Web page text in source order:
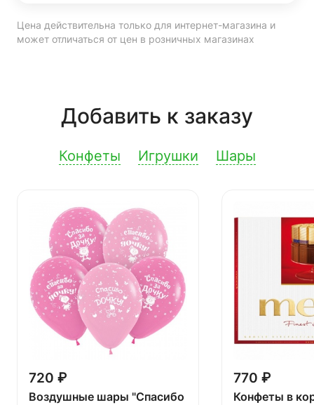
Цена действительна только для интернет-магазина и
может отличаться от цен в розничных магазинах
Добавить к заказу
Конфеты Игрушки Шары
720 ₽
Воздушные шары "Спасибо
770 ₽
Конфеты в